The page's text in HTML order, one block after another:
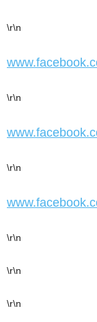
\r\n
\r\n
\r\n
\r\n
\r\n
\r\n